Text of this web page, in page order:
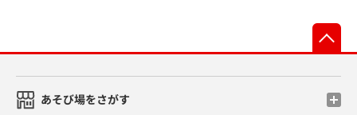
あそび場をさがす